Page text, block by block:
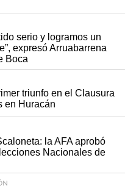
serio y logramos un
expresó Arruabarrena
Boca
triunfo en el Clausura
en Huracán
la AFA aprobó
Nacionales de